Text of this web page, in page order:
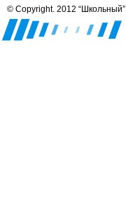
© Copyright. 2012 “Школьный”